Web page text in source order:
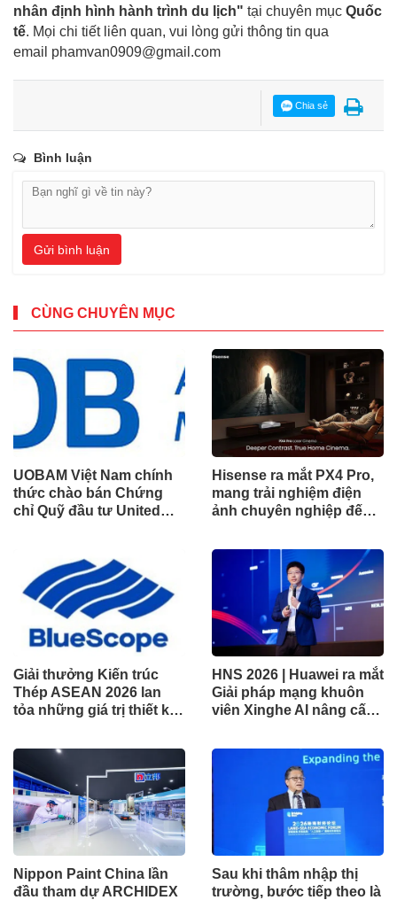
nhân định hình hành trình du lịch" tại chuyên mục Quốc
tế. Mọi chi tiết liên quan, vui lòng gửi thông tin qua
email phamvan0909@gmail.com
Chia sẻ
Bình luận
Gửi bình luận
CÙNG CHUYÊN MỤC
UOBAM Việt Nam chính
thức chào bán Chứng
chỉ Quỹ đầu tư United
Hisense ra mắt PX4 Pro,
mang trải nghiệm điện
ảnh chuyên nghiệp đến
Giải thưởng Kiến trúc
Thép ASEAN 2026 lan
tỏa những giá trị thiết kế
vực
HNS 2026 | Huawei ra mắt
Giải pháp mạng khuôn
viên Xinghe AI nâng cấp
Nippon Paint China lần
đầu tham dự ARCHIDEX
Sau khi thâm nhập thị
trường, bước tiếp theo là